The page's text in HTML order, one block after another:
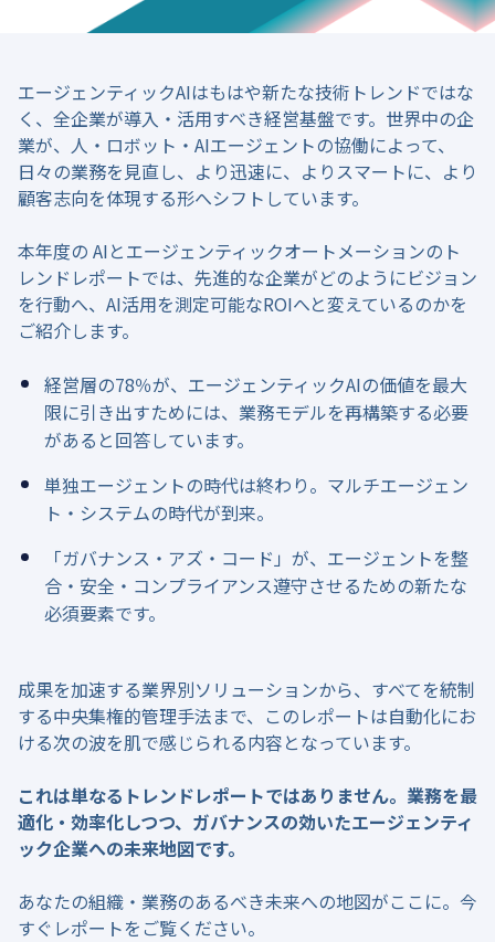
エージェンティックAIはもはや新たな技術トレンドではな
く、全企業が導入・活用すべき経営基盤です。世界中の企
業が、人・ロボット・AIエージェントの協働によって、
日々の業務を見直し、より迅速に、よりスマートに、より
顧客志向を体現する形へシフトしています。
本年度の AIとエージェンティックオートメーションのト
レンドレポートでは、先進的な企業がどのようにビジョン
を行動へ、AI活用を測定可能なROIへと変えているのかを
ご紹介します。
経営層の78％が、エージェンティックAIの価値を最大
限に引き出すためには、業務モデルを再構築する必要
があると回答しています。
単独エージェントの時代は終わり。マルチエージェン
ト・システムの時代が到来。
「ガバナンス・アズ・コード」が、エージェントを整
合・安全・コンプライアンス遵守させるための新たな
必須要素です。
成果を加速する業界別ソリューションから、すべてを統制
する中央集権的管理手法まで、このレポートは自動化にお
ける次の波を肌で感じられる内容となっています。
これは単なるトレンドレポートではありません。業務を最
適化・効率化しつつ、ガバナンスの効いたエージェンティ
ック企業への未来地図です。
あなたの組織・業務のあるべき未来への地図がここに。今
すぐレポートをご覧ください。